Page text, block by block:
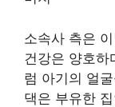
소속사 측은
건강은 양호하
럼 아기의 얼
댁은 부유한